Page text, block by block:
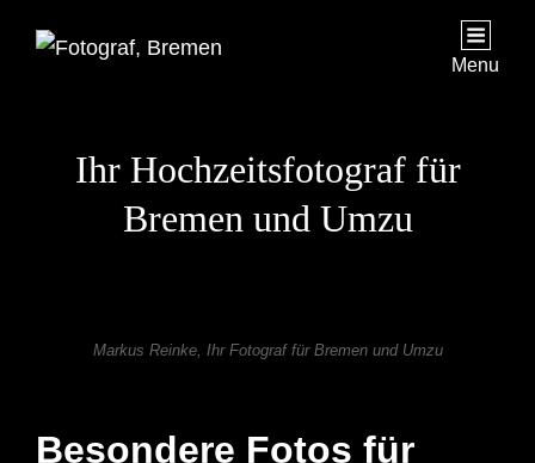
Menu
Ihr Hochzeitsfotograf für
Bremen und Umzu
Markus Reinke, Ihr Fotograf für Bremen und Umzu
Besondere Fotos für